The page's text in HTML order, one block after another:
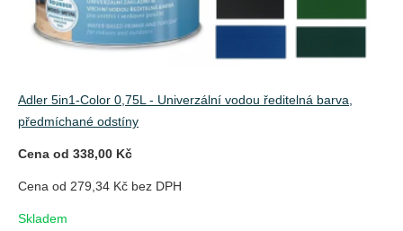
Adler 5in1-Color 0,75L - Univerzální vodou ředitelná barva,
předmíchané odstíny
Cena od 338,00 Kč
Cena od 279,34 Kč bez DPH
Skladem